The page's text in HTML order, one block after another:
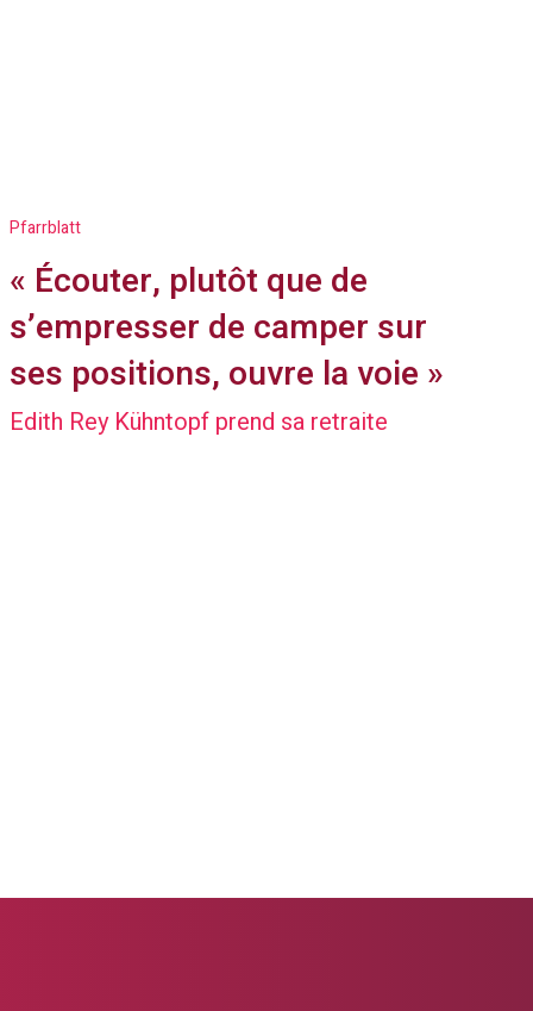
Pfarrblatt
« Écouter, plutôt que de
s’empresser de camper sur
ses positions, ouvre la voie »
Edith Rey Kühntopf prend sa retraite